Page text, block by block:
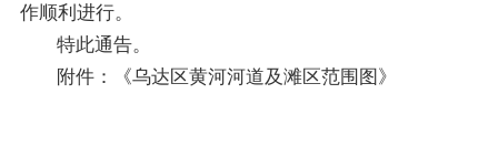
作顺利进行。
特此通告。
附件：《乌达区黄河河道及滩区范围图》